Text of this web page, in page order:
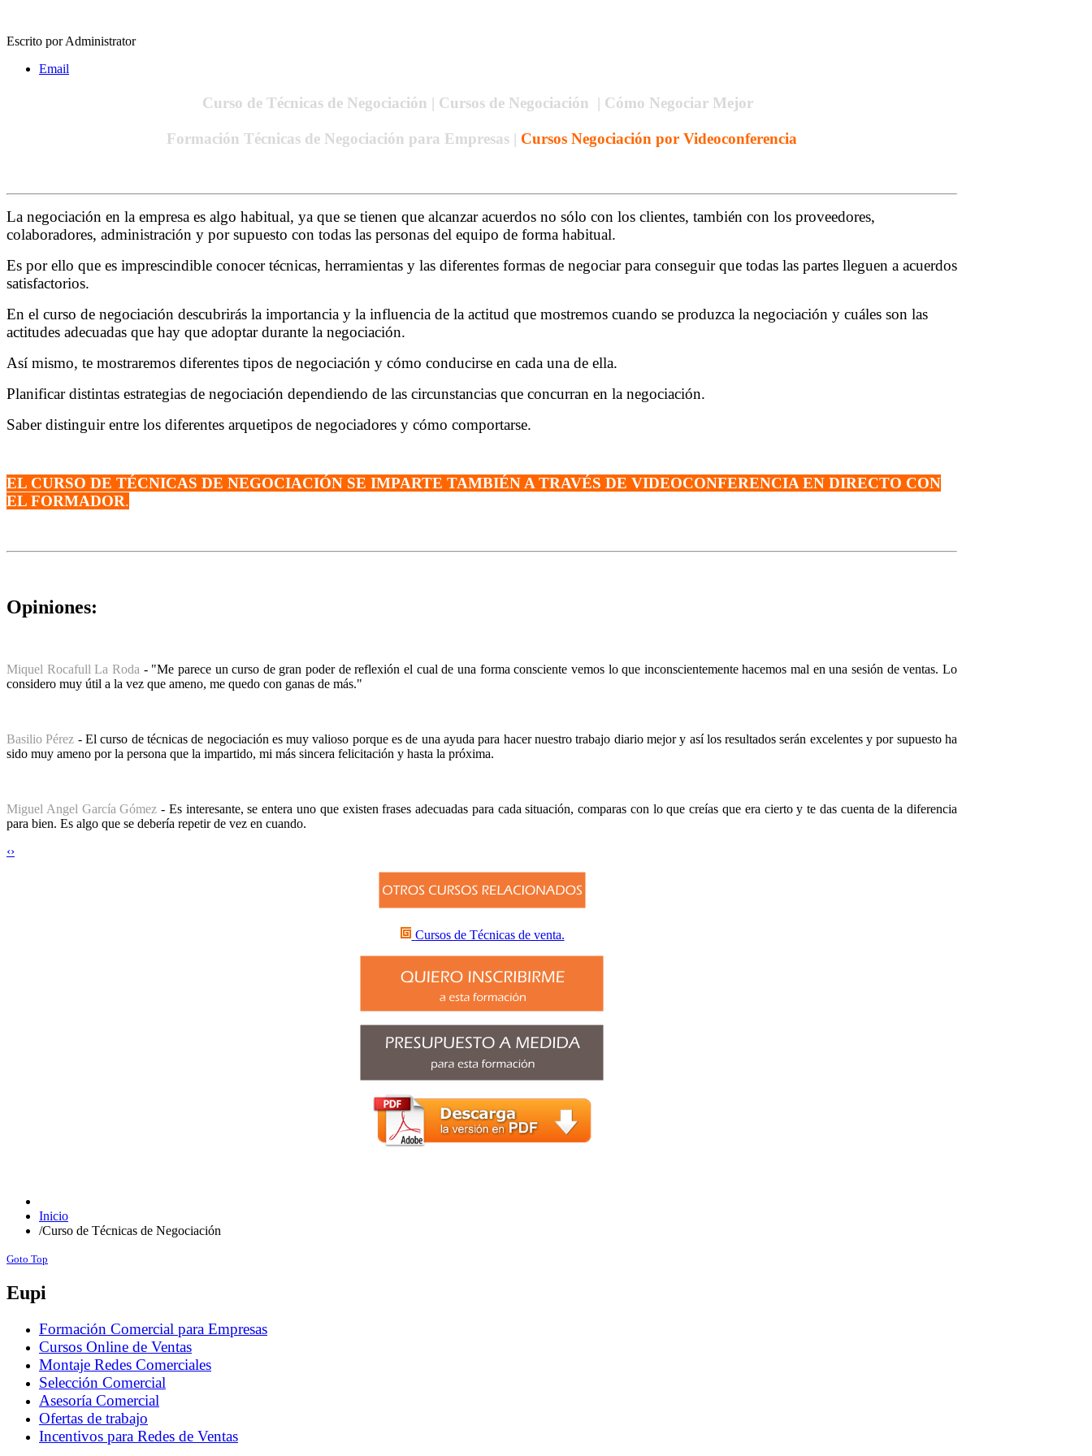
Escrito porAdministrator
Email
Curso de Técnicas de Negociación | Cursos de Negociación | Cómo Negociar Mejor
Formación Técnicas de Negociación para Empresas | Cursos Negociación por Videoconferencia
La negociación en la empresa es algo habitual, ya que se tienen que alcanzar acuerdos no sólo con los clientes, también con los proveedores,
colaboradores, administración y por supuesto con todas las personas del equipo de forma habitual.
Es por ello que es imprescindible conocer técnicas, herramientas y las diferentes formas de negociar para conseguir que todas las partes lleguen a acuerdos
satisfactorios.
En el curso de negociación descubrirás la importancia y la influencia de la actitud que mostremos cuando se produzca la negociación y cuáles son las
actitudes adecuadas que hay que adoptar durante la negociación.
Así mismo, te mostraremos diferentes tipos de negociación y cómo conducirse en cada una de ella.
Planificar distintas estrategias de negociación dependiendo de las circunstancias que concurran en la negociación.
Saber distinguir entre los diferentes arquetipos de negociadores y cómo comportarse.
EL CURSO DE TÉCNICAS DE NEGOCIACIÓN SE IMPARTE TAMBIÉN A TRAVÉS DE VIDEOCONFERENCIA EN DIRECTO CON
EL FORMADOR.
Opiniones:
Miquel Rocafull La Roda - "Me parece un curso de gran poder de reflexión el cual de una forma consciente vemos lo que inconscientemente hacemos mal en una sesión de ventas. Lo
considero muy útil a la vez que ameno, me quedo con ganas de más."
Basilio Pérez - El curso de técnicas de negociación es muy valioso porque es de una ayuda para hacer nuestro trabajo diario mejor y así los resultados serán excelentes y por supuesto ha
sido muy ameno por la persona que la impartido, mi más sincera felicitación y hasta la próxima.
Miguel Angel García Gómez - Es interesante, se entera uno que existen frases adecuadas para cada situación, comparas con lo que creías que era cierto y te das cuenta de la diferencia
para bien. Es algo que se debería repetir de vez en cuando.
‹›
Cursos de Técnicas de venta.
Inicio
/Curso de Técnicas de Negociación
Goto Top
Eupi
Formación Comercial para Empresas
Cursos Online de Ventas
Montaje Redes Comerciales
Selección Comercial
Asesoría Comercial
Ofertas de trabajo
Incentivos para Redes de Ventas